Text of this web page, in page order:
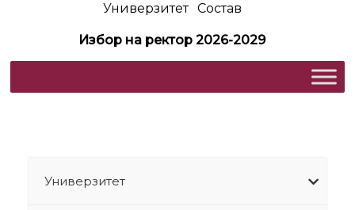
Универзитет Состав
Избор на ректор 2026-2029
Универзитет